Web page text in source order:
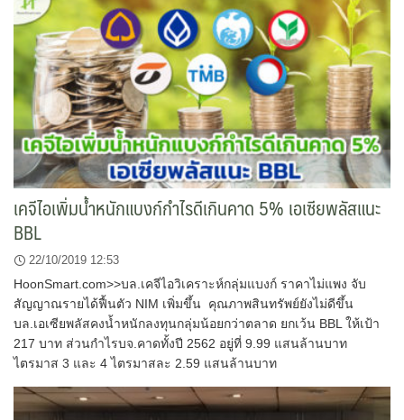
เคจีไอเพิ่มน้ำหนักแบงก์กำไรดีเกินคาด 5% เอเซียพลัสแนะ
BBL
22/10/2019 12:53
HoonSmart.com>>บล.เคจีไอวิเคราะห์กลุ่มแบงก์ ราคาไม่แพง จับ
สัญญาณรายได้ฟื้นตัว NIM เพิ่มขึ้น คุณภาพสินทรัพย์ยังไม่ดีขึ้น
บล.เอเซียพลัสคงน้ำหนักลงทุนกลุ่มน้อยกว่าตลาด ยกเว้น BBL ให้เป้า
217 บาท ส่วนกำไรบจ.คาดทั้งปี 2562 อยู่ที่ 9.99 แสนล้านบาท
ไตรมาส 3 และ 4 ไตรมาสละ 2.59 แสนล้านบาท